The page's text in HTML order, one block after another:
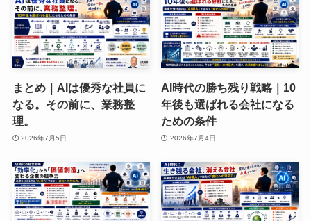
まとめ｜AIは優秀な社員に
なる。その前に、業務整
理。
2026年7月5日
AI時代の勝ち残り戦略｜10
年後も選ばれる会社になる
ための条件
2026年7月4日